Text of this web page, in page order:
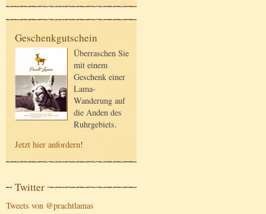
Geschenkgutschein
Überraschen Sie
mit einem
Geschenk einer
Lama-
Wanderung auf
die Anden des
Ruhrgebiets.
Jetzt hier anfordern!
Twitter
Tweets von @prachtlamas